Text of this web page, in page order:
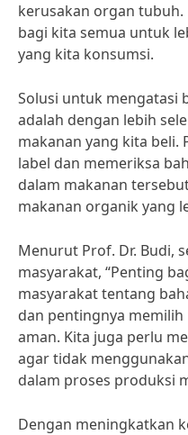
kerusakan organ
bagi kita semua untuk
yang kita konsumsi.
Solusi untuk mengatasi
adalah dengan lebih
makanan yang kita beli.
label dan memeriksa
dalam makanan
makanan organik yang
Menurut Prof. Dr. Budi,
masyarakat, “Penting
masyarakat tentang
dan pentingnya
aman. Kita juga perlu
agar tidak
dalam proses produksi
Dengan meningkatkan